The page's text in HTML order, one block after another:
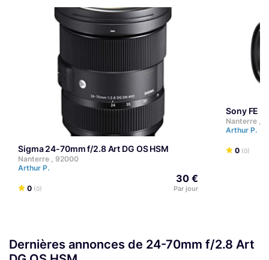
Sigma 24-70mm f/2.8 Art DG OS HSM
Nanterre , 92000
Arthur P.
0 (0)
30 €
Par jour
Sony FE
Nanterre ,
Arthur P.
0 (0)
Dernières annonces de 24-70mm f/2.8 Art